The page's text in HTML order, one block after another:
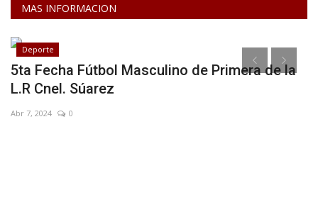
MAS INFORMACION
Deporte
5ta Fecha Fútbol Masculino de Primera de la
L.R Cnel. Súarez
Abr 7, 2024 0